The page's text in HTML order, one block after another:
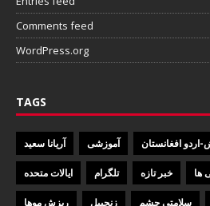
Comments feed
WordPress.org
TAGS
آریانا سعید آموزشی اردو افغانستان
ایالات متحده تلگرام خبر تازه ها
ریزش موها زنجبیل سلامتی چشم